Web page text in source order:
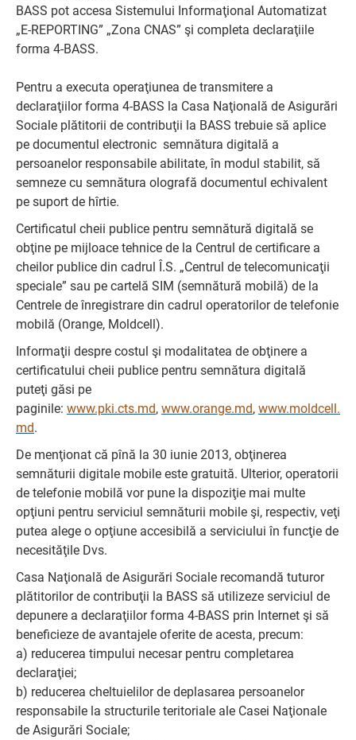
BASS pot accesa Sistemului Informaţional Automatizat
„E-REPORTING” „Zona CNAS” şi completa declaraţiile
forma 4-BASS.
Pentru a executa operaţiunea de transmitere a
declaraţiilor forma 4-BASS la Casa Naţională de Asigurări
Sociale plătitorii de contribuţii la BASS trebuie să aplice
pe documentul electronic semnătura digitală a
persoanelor responsabile abilitate, în modul stabilit, să
semneze cu semnătura olografă documentul echivalent
pe suport de hîrtie.
Certificatul cheii publice pentru semnătură digitală se
obţine pe mijloace tehnice de la Centrul de certificare a
cheilor publice din cadrul Î.S. „Centrul de telecomunicaţii
speciale” sau pe cartelă SIM (semnătură mobilă) de la
Centrele de înregistrare din cadrul operatorilor de telefonie
mobilă (Orange, Moldcell).
Informaţii despre costul şi modalitatea de obţinere a
certificatului cheii publice pentru semnătura digitală
puteţi găsi pe
paginile: www.pki.cts.md, www.orange.md, www.moldcell.
md.
De menţionat că pînă la 30 iunie 2013, obţinerea
semnăturii digitale mobile este gratuită. Ulterior, operatorii
de telefonie mobilă vor pune la dispoziţie mai multe
opţiuni pentru serviciul semnăturii mobile şi, respectiv, veţi
putea alege o opţiune accesibilă a serviciului în funcţie de
necesităţile Dvs.
Casa Naţională de Asigurări Sociale recomandă tuturor
plătitorilor de contribuţii la BASS să utilizeze serviciul de
depunere a declaraţiilor forma 4-BASS prin Internet şi să
beneficieze de avantajele oferite de acesta, precum:
a) reducerea timpului necesar pentru completarea
declaraţiei;
b) reducerea cheltuielilor de deplasarea persoanelor
responsabile la structurile teritoriale ale Casei Naţionale
de Asigurări Sociale;